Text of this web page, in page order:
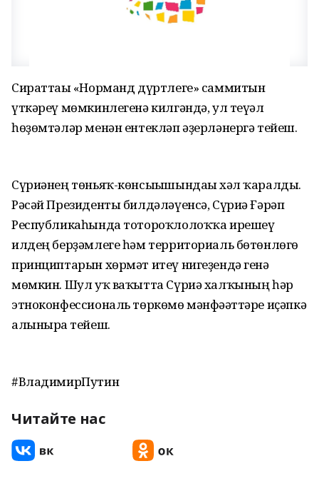
Сираттағы «Норманд дүртлеге» саммитын
үткәреү мөмкинлегенә килгәндә, ул теүәл
һөҙөмтәләр менән ентекләп әҙерләнергә тейеш.
Сүриәнең төньяҡ-көнсығышындағы хәл ҡаралды.
Рәсәй Президенты билдәләүенсә, Сүриә Ғәрәп
Республикаһында тотороҡлолоҡҡа ирешеү
илдең берҙәмлеге һәм территориаль бөтөнлөгө
принциптарын хөрмәт итеү нигеҙендә генә
мөмкин. Шул уҡ ваҡытта Сүриә халҡының һәр
этноконфессиональ төркөмө мәнфәғәттәре иҫәпкә
алынырға тейеш.
#ВладимирПутин
Читайте нас